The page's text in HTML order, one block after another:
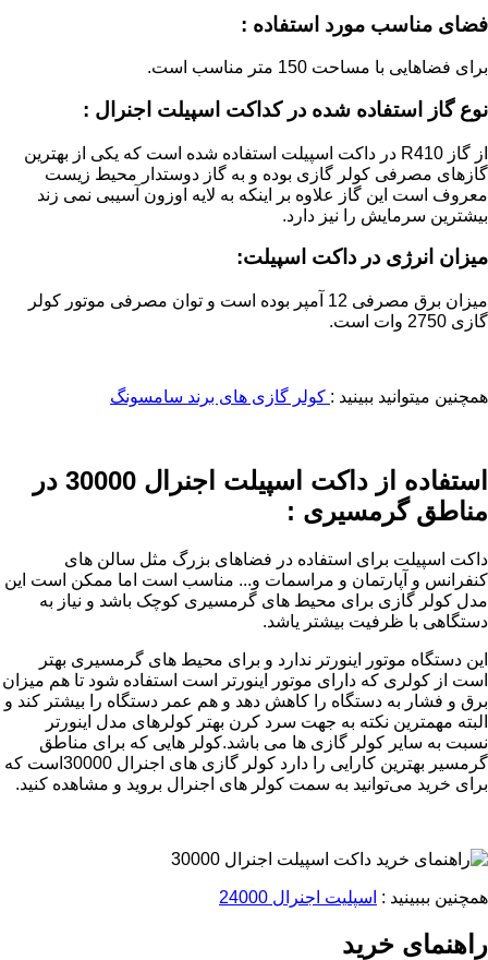
فضای مناسب مورد استفاده :
برای فضاهایی با مساحت 150 متر مناسب است.
نوع گاز استفاده شده در کداکت اسپیلت اجنرال :
از گاز R410 در داکت اسپیلت استفاده شده است که یکی از بهترین
گازهای مصرفی کولر گازی بوده و به گاز دوستدار محیط زیست
معروف است این گاز علاوه بر اینکه به لایه اوزون آسیبی نمی زند
بیشترین سرمایش را نیز دارد.
میزان انرژی در داکت اسپیلت:
میزان برق مصرفی 12 آمپر بوده است و توان مصرفی موتور کولر
گازی 2750 وات است.
همچنین میتوانید ببینید : کولر گازی های برند سامسونگ
استفاده از داکت اسپیلت اجنرال 30000 در
مناطق گرمسیری :
داکت اسپیلت برای استفاده در فضاهای بزرگ مثل سالن های
کنفرانس و آپارتمان و مراسمات و... مناسب است اما ممکن است این
مدل کولر گازی برای محیط های گرمسیری کوچک باشد و نیاز به
دستگاهی با ظرفیت بیشتر یاشد.
این دستگاه موتور اینورتر ندارد و برای محیط های گرمسیری بهتر
است از کولری که دارای موتور اینورتر است استفاده شود تا هم میزان
برق و فشار به دستگاه را کاهش دهد و هم عمر دستگاه را بیشتر کند و
البته مهمترین نکته به جهت سرد کرن بهتر کولرهای مدل اینورتر
نسبت به سایر کولر گازی ها می باشد.کولر هایی که برای مناطق
گرمسیر بهترین کارایی را دارد کولر گازی های اجنرال 30000است که
برای خرید می‌توانید به سمت کولر های اجنرال بروید و مشاهده کنید.
همچنین بببینید : اسپلیت اجنرال 24000
راهنمای خرید